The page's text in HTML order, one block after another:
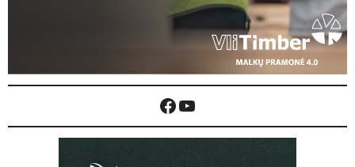
Facebook
YouTube